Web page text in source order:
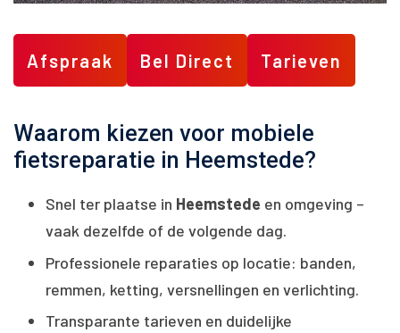
Afspraak Bel Direct Tarieven
Waarom kiezen voor mobiele
fietsreparatie in Heemstede?
Snel ter plaatse in Heemstede en omgeving –
vaak dezelfde of de volgende dag.
Professionele reparaties op locatie: banden,
remmen, ketting, versnellingen en verlichting.
Transparante tarieven en duidelijke